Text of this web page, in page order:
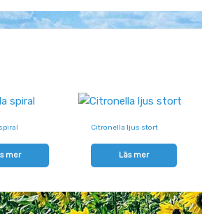
mer
Citronella ljus stort
Läs mer